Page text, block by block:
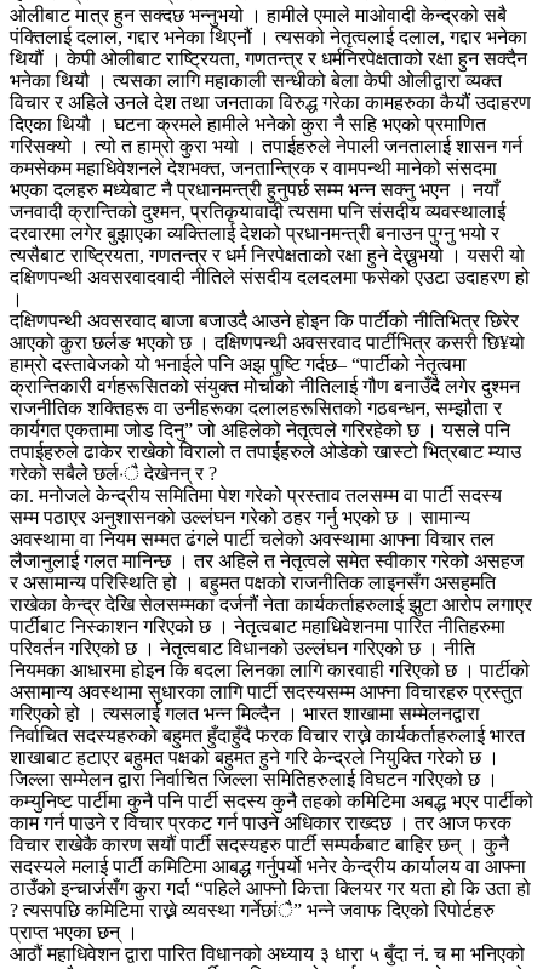
ओलीबाट मात्र हुन सक्दछ भन्नुभयो । हामीले एमाले माओवादी केन्द्रको सबै
पंक्तिलाई दलाल, गद्दार भनेका थिएनौं । त्यसको नेतृत्वलाई दलाल, गद्दार भनेका
थियौं । केपी ओलीबाट राष्ट्रियता, गणतन्त्र र धर्मनिरपेक्षताको रक्षा हुन सक्दैन
भनेका थियौ । त्यसका लागि महाकाली सन्धीको बेला केपी ओलीद्वारा व्यक्त
विचार र अहिले उनले देश तथा जनताका विरुद्ध गरेका कामहरुका कैयौं उदाहरण
दिएका थियौ । घटना क्रमले हामीले भनेको कुरा नै सहि भएको प्रमाणित
गरिसक्यो । त्यो त हाम्रो कुरा भयो । तपाईहरुले नेपाली जनतालाई शासन गर्न
कमसेकम महाधिवेशनले देशभक्त, जनतान्त्रिक र वामपन्थी मानेको संसदमा
भएका दलहरु मध्येबाट नै प्रधानमन्त्री हुनुपर्छ सम्म भन्न सक्नु भएन । नयाँ
जनवादी क्रान्तिको दुश्मन, प्रतिकृयावादी त्यसमा पनि संसदीय व्यवस्थालाई
दरवारमा लगेर बुझाएका व्यक्तिलाई देशको प्रधानमन्त्री बनाउन पुग्नु भयो र
त्यसैबाट राष्ट्रियता, गणतन्त्र र धर्म निरपेक्षताको रक्षा हुने देख्नुभयो । यसरी यो
दक्षिणपन्थी अवसरवादवादी नीतिले संसदीय दलदलमा फसेको एउटा उदाहरण हो
।
दक्षिणपन्थी अवसरवाद बाजा बजाउदै आउने होइन कि पार्टीको नीतिभित्र छिरेर
आएको कुरा छर्लङ भएको छ । दक्षिणपन्थी अवसरवाद पार्टीभित्र कसरी छि¥यो
हाम्रो दस्तावेजको यो भनाईले पनि अझ पुष्टि गर्दछ– “पार्टीको नेतृत्वमा
क्रान्तिकारी वर्गहरूसितको संयुक्त मोर्चाको नीतिलाई गौण बनाउँदै लगेर दुश्मन
राजनीतिक शक्तिहरू वा उनीहरूका दलालहरूसितको गठबन्धन, सम्झौता र
कार्यगत एकतामा जोड दिनु” जो अहिलेको नेतृत्वले गरिरहेको छ । यसले पनि
तपाईहरुले ढाकेर राखेको विरालो त तपाईहरुले ओडेको खास्टो भित्रबाट म्याउ
गरेको सबैले छर्ल·ै देखेनन् र ?
का. मनोजले केन्द्रीय समितिमा पेश गरेको प्रस्ताव तलसम्म वा पार्टी सदस्य
सम्म पठाएर अनुशासनको उल्लंघन गरेको ठहर गर्नु भएको छ । सामान्य
अवस्थामा वा नियम सम्मत ढंगले पार्टी चलेको अवस्थामा आफ्ना विचार तल
लैजानुलाई गलत मानिन्छ । तर अहिले त नेतृत्वले समेत स्वीकार गरेको असहज
र असामान्य परिस्थिति हो । बहुमत पक्षको राजनीतिक लाइनसँग असहमति
राखेका केन्द्र देखि सेलसम्मका दर्जनौं नेता कार्यकर्ताहरुलाई झुटा आरोप लगाएर
पार्टीबाट निस्काशन गरिएको छ । नेतृत्वबाट महाधिवेशनमा पारित नीतिहरुमा
परिवर्तन गरिएको छ । नेतृत्वबाट विधानको उल्लंघन गरिएको छ । नीति
नियमका आधारमा होइन कि बदला लिनका लागि कारवाही गरिएको छ । पार्टीको
असामान्य अवस्थामा सुधारका लागि पार्टी सदस्यसम्म आफ्ना विचारहरु प्रस्तुत
गरिएको हो । त्यसलाई गलत भन्न मिल्दैन । भारत शाखामा सम्मेलनद्वारा
निर्वाचित सदस्यहरुको बहुमत हुँदाहुँदै फरक विचार राख्ने कार्यकर्ताहरुलाई भारत
शाखाबाट हटाएर बहुमत पक्षको बहुमत हुने गरि केन्द्रले नियुक्ति गरेको छ ।
जिल्ला सम्मेलन द्वारा निर्वाचित जिल्ला समितिहरुलाई विघटन गरिएको छ ।
कम्युनिष्ट पार्टीमा कुनै पनि पार्टी सदस्य कुनै तहको कमिटिमा अबद्ध भएर पार्टीको
काम गर्न पाउने र विचार प्रकट गर्न पाउने अधिकार राख्दछ । तर आज फरक
विचार राखेकै कारण सयौं पार्टी सदस्यहरु पार्टी सम्पर्कबाट बाहिर छन् । कुनै
सदस्यले मलाई पार्टी कमिटिमा आबद्ध गर्नुपर्यो भनेर केन्द्रीय कार्यालय वा आफ्ना
ठाउँको इन्चार्जसँग कुरा गर्दा “पहिले आफ्नो कित्ता क्लियर गर यता हो कि उता हो
? त्यसपछि कमिटिमा राख्ने व्यवस्था गर्नेछांै” भन्ने जवाफ दिएको रिपोर्टहरु
प्राप्त भएका छन् ।
आठौं महाधिवेशन द्वारा पारित विधानको अध्याय ३ धारा ५ बुँदा नं. च मा भनिएको